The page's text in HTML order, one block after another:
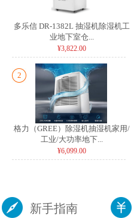
多乐信 DR-1382L 抽湿机除湿机工
业地下室仓...
¥3,822.00
2
格力（GREE）除湿机抽湿机家用/
工业/大功率地下...
¥6,099.00
新手指南